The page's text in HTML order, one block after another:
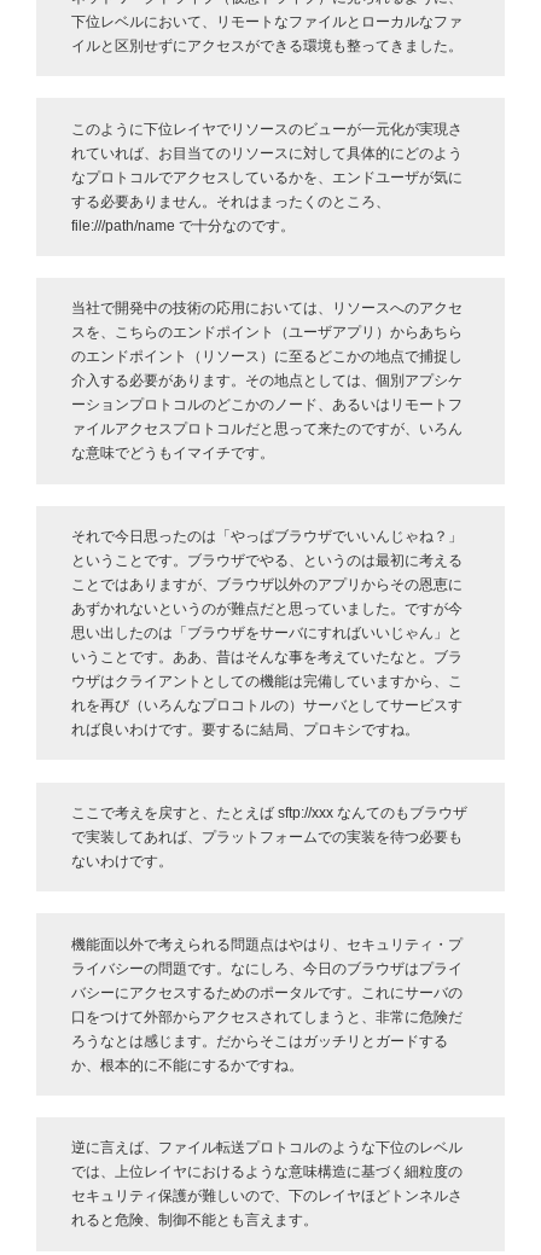
下位レベルにおいて、リモートなファイルとローカルなファ
イルと区別せずにアクセスができる環境も整ってきました。
このように下位レイヤでリソースのビューが一元化が実現さ
れていれば、お目当てのリソースに対して具体的にどのよう
なプロトコルでアクセスしているかを、エンドユーザが気に
する必要ありません。それはまったくのところ、
file:///path/name で十分なのです。
当社で開発中の技術の応用においては、リソースへのアクセ
スを、こちらのエンドポイント（ユーザアプリ）からあちら
のエンドポイント（リソース）に至るどこかの地点で捕捉し
介入する必要があります。その地点としては、個別アプシケ
ーションプロトコルのどこかのノード、あるいはリモートフ
ァイルアクセスプロトコルだと思って来たのですが、いろん
な意味でどうもイマイチです。
それで今日思ったのは「やっぱブラウザでいいんじゃね？」
ということです。ブラウザでやる、というのは最初に考える
ことではありますが、ブラウザ以外のアプリからその恩恵に
あずかれないというのが難点だと思っていました。ですが今
思い出したのは「ブラウザをサーバにすればいいじゃん」と
いうことです。ああ、昔はそんな事を考えていたなと。ブラ
ウザはクライアントとしての機能は完備していますから、こ
れを再び（いろんなプロコトルの）サーバとしてサービスす
れば良いわけです。要するに結局、プロキシですね。
ここで考えを戻すと、たとえば sftp://xxx なんてのもブラウザ
で実装してあれば、プラットフォームでの実装を待つ必要も
ないわけです。
機能面以外で考えられる問題点はやはり、セキュリティ・プ
ライバシーの問題です。なにしろ、今日のブラウザはプライ
バシーにアクセスするためのポータルです。これにサーバの
口をつけて外部からアクセスされてしまうと、非常に危険だ
ろうなとは感じます。だからそこはガッチリとガードする
か、根本的に不能にするかですね。
逆に言えば、ファイル転送プロトコルのような下位のレベル
では、上位レイヤにおけるような意味構造に基づく細粒度の
セキュリティ保護が難しいので、下のレイヤほどトンネルさ
れると危険、制御不能とも言えます。